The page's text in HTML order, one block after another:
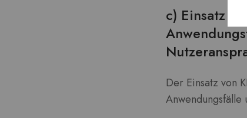
c) Einsatz
Der Einsatz von
Anwendungsfälle